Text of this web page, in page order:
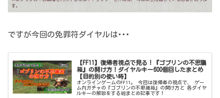
ですが今回の免罪符ダイヤルは･･･
【FF11】復帰者視点で見る！『ゴブリンの不思議
箱』の開け方！ダイヤルキー600個回したまとめ
【目的別の使い時】
オンラインゲームのFF11。 今回は復帰者の視点で、 ゲー
ム内ガチャの『ゴブリンの不思議箱』の開け方と 各ダイヤ
ルキーの解説をする総まとめ記事です！